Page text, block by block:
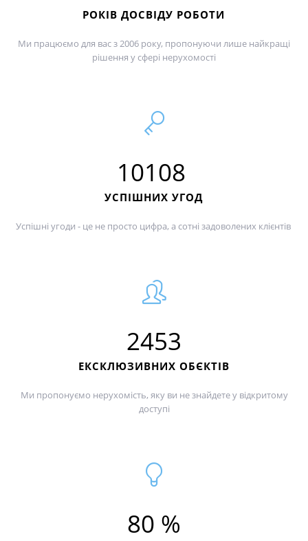
РОКІВ ДОСВІДУ РОБОТИ
Ми працюємо для вас з 2006 року, пропонуючи лише найкращі
рішення у сфері нерухомості
10108
УСПІШНИХ УГОД
Успішні угоди - це не просто цифра, а сотні задоволених клієнтів
2453
ЕКСКЛЮЗИВНИХ ОБЄКТІВ
Ми пропонуємо нерухомість, яку ви не знайдете у відкритому
доступі
80 %